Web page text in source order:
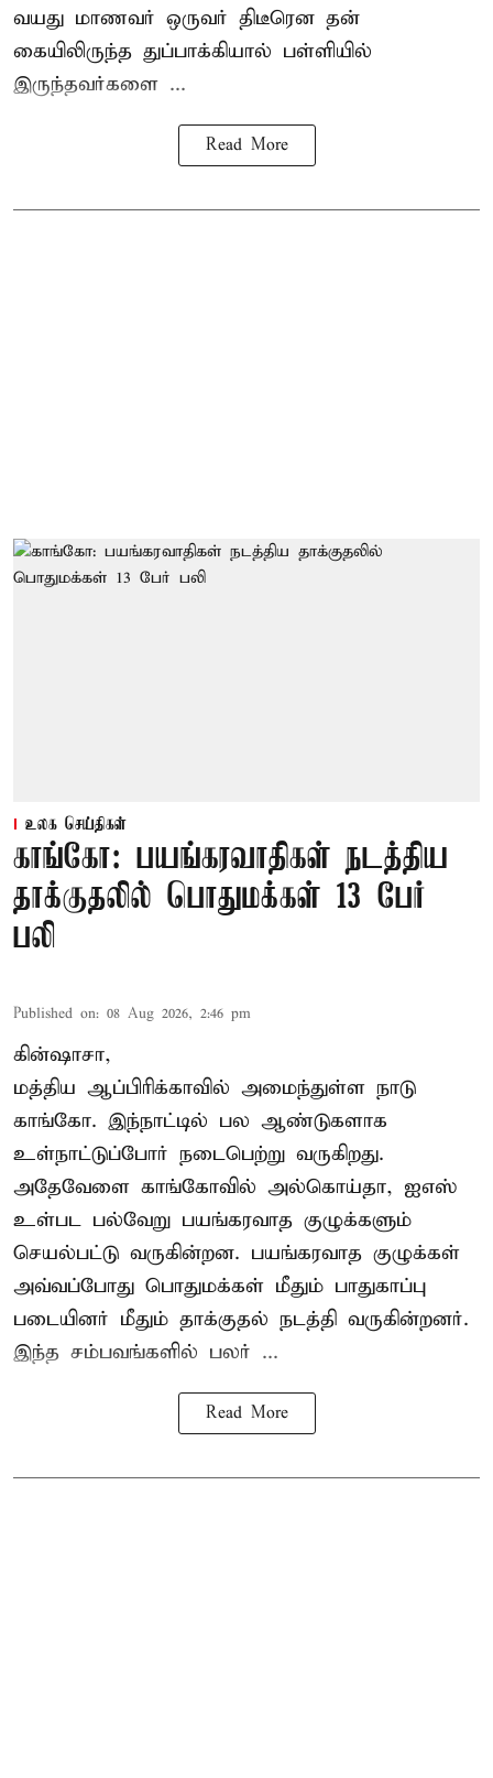
வயது மாணவர் ஒருவர் திடீரென தன்
கையிலிருந்த துப்பாக்கியால் பள்ளியில்
இருந்தவர்களை ...
Read More
உலக செய்திகள்
காங்கோ: பயங்கரவாதிகள் நடத்திய
தாக்குதலில் பொதுமக்கள் 13 பேர்
பலி
Published on: 08 Aug 2026, 2:46 pm
கின்ஷாசா,
மத்திய ஆப்பிரிக்காவில் அமைந்துள்ள நாடு
காங்கோ. இந்நாட்டில் பல ஆண்டுகளாக
உள்நாட்டுப்போர் நடைபெற்று வருகிறது.
அதேவேளை காங்கோவில் அல்கொய்தா, ஐஎஸ்
உள்பட பல்வேறு பயங்கரவாத குழுக்களும்
செயல்பட்டு வருகின்றன. பயங்கரவாத குழுக்கள்
அவ்வப்போது பொதுமக்கள் மீதும் பாதுகாப்பு
படையினர் மீதும் தாக்குதல் நடத்தி வருகின்றனர்.
இந்த சம்பவங்களில் பலர் ...
Read More